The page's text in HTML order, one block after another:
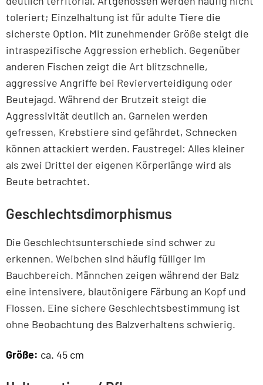
toleriert; Einzelhaltung ist für adulte Tiere die
sicherste Option. Mit zunehmender Größe steigt die
intraspezifische Aggression erheblich. Gegenüber
anderen Fischen zeigt die Art blitzschnelle,
aggressive Angriffe bei Revierverteidigung oder
Beutejagd. Während der Brutzeit steigt die
Aggressivität deutlich an. Garnelen werden
gefressen, Krebstiere sind gefährdet, Schnecken
können attackiert werden. Faustregel: Alles kleiner
als zwei Drittel der eigenen Körperlänge wird als
Beute betrachtet.
Geschlechtsdimorphismus
Die Geschlechtsunterschiede sind schwer zu
erkennen. Weibchen sind häufig fülliger im
Bauchbereich. Männchen zeigen während der Balz
eine intensivere, blautönigere Färbung an Kopf und
Flossen. Eine sichere Geschlechtsbestimmung ist
ohne Beobachtung des Balzverhaltens schwierig.
Größe: ca. 45 cm